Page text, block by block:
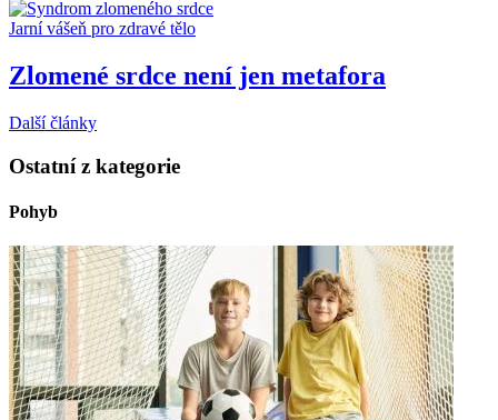
Jarní vášeň pro zdravé tělo
Zlomené srdce není jen metafora
Další články
Ostatní z kategorie
Pohyb